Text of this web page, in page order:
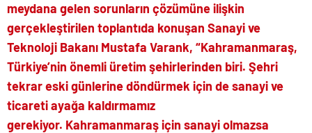
meydana gelen sorunların çözümüne ilişkin
gerçekleştirilen toplantıda konuşan Sanayi ve
Teknoloji Bakanı Mustafa Varank, “Kahramanmaraş,
Türkiye’nin önemli üretim şehirlerinden biri. Şehri
tekrar eski günlerine döndürmek için de sanayi ve
ticareti ayağa kaldırmamız
gerekiyor. Kahramanmaraş için sanayi olmazsa